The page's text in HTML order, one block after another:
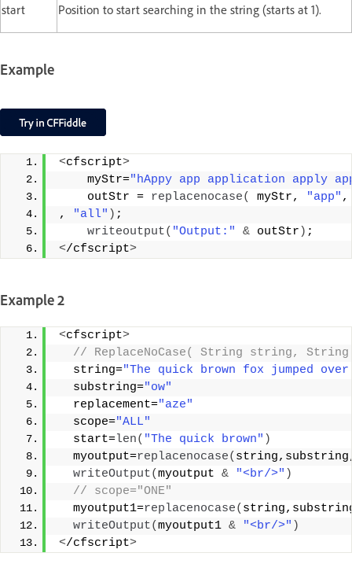
start Position to start searching in the string (starts at 1).
Example
<cfscript>
    myStr=
"hAppy app application apply
    outStr =
replacenocase( myStr, "app"
,
"all" ) ;
writeoutput( "Output:" & outStr ) ;
</cfscript>
Example 2
<cfscript>
// ReplaceNoCase( String string,
  string=
"The quick brown fox jumped
  substring=
"ow"
  replacement=
"aze"
  scope=
"ALL"
  start=
len( "The quick brown" )
  myoutput=
replacenocase(
writeOutput(myoutput & "<br/>" )
// scope="ONE"
  myoutput1=
replacenocase(
writeOutput(myoutput1 & "<br/>" )
</cfscript>